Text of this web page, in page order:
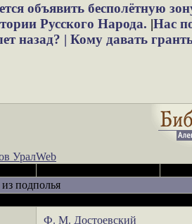
объявить бесполётную
Русского Народа. |Нас
назад? | Кому давать
подполья
Ф. М. Достоевский